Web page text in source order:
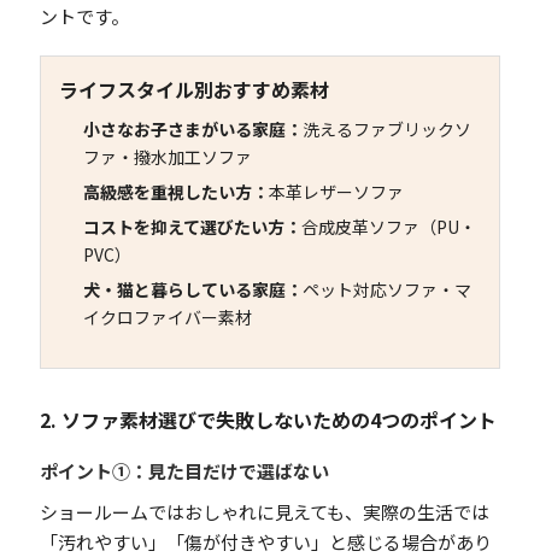
ントです。
ライフスタイル別おすすめ素材
小さなお子さまがいる家庭： 洗えるファブリックソ
ファ・撥水加工ソファ
高級感を重視したい方： 本革レザーソファ
コストを抑えて選びたい方： 合成皮革ソファ（PU・
PVC）
犬・猫と暮らしている家庭： ペット対応ソファ・マ
イクロファイバー素材
2. ソファ素材選びで失敗しないための4つのポイント
ポイント①：見た目だけで選ばない
ショールームではおしゃれに見えても、実際の生活では
「汚れやすい」「傷が付きやすい」と感じる場合があり